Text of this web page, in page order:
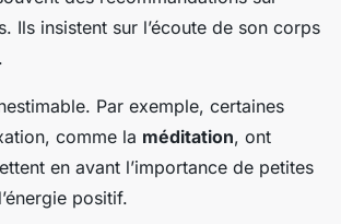
Ils insistent sur l’écoute de son corps
Par exemple, certaines
comme la méditation, ont
en avant l’importance de petites
positif.